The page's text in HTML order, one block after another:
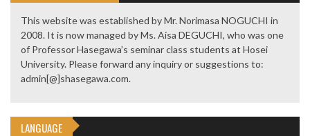
This website was established by Mr. Norimasa NOGUCHI in
2008. It is now managed by Ms. Aisa DEGUCHI, who was one
of Professor Hasegawa’s seminar class students at Hosei
University. Please forward any inquiry or suggestions to:
admin[@]shasegawa.com.
LANGUAGE